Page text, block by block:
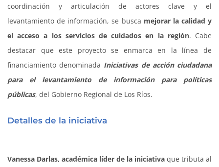
coordinación y articulación de actores clave y el
levantamiento de información, se busca mejorar la calidad y
el acceso a los servicios de cuidados en la región. Cabe
destacar que este proyecto se enmarca en la línea de
financiamiento denominada Iniciativas de acción ciudadana
para el levantamiento de información para políticas
públicas, del Gobierno Regional de Los Ríos.
Detalles de la iniciativa
Vanessa Darlas, académica líder de la iniciativa que tributa al